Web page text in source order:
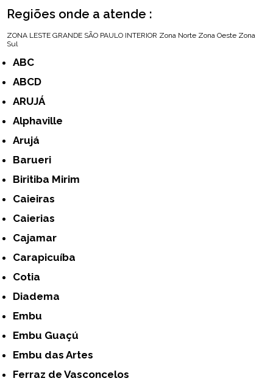
Regiões onde a atende :
ZONA LESTE GRANDE SÃO PAULO INTERIOR Zona Norte Zona Oeste Zona
Sul
ABC
ABCD
ARUJÁ
Alphaville
Arujá
Barueri
Biritiba Mirim
Caieiras
Caierias
Cajamar
Carapicuíba
Cotia
Diadema
Embu
Embu Guaçú
Embu das Artes
Ferraz de Vasconcelos